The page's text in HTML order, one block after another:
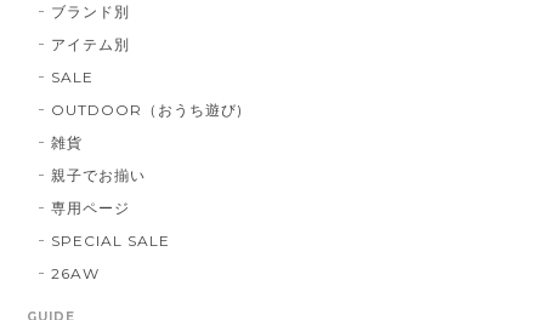
ブランド別
アイテム別
SALE
OUTDOOR（おうち遊び)
雑貨
親子でお揃い
専用ページ
SPECIAL SALE
26AW
GUIDE